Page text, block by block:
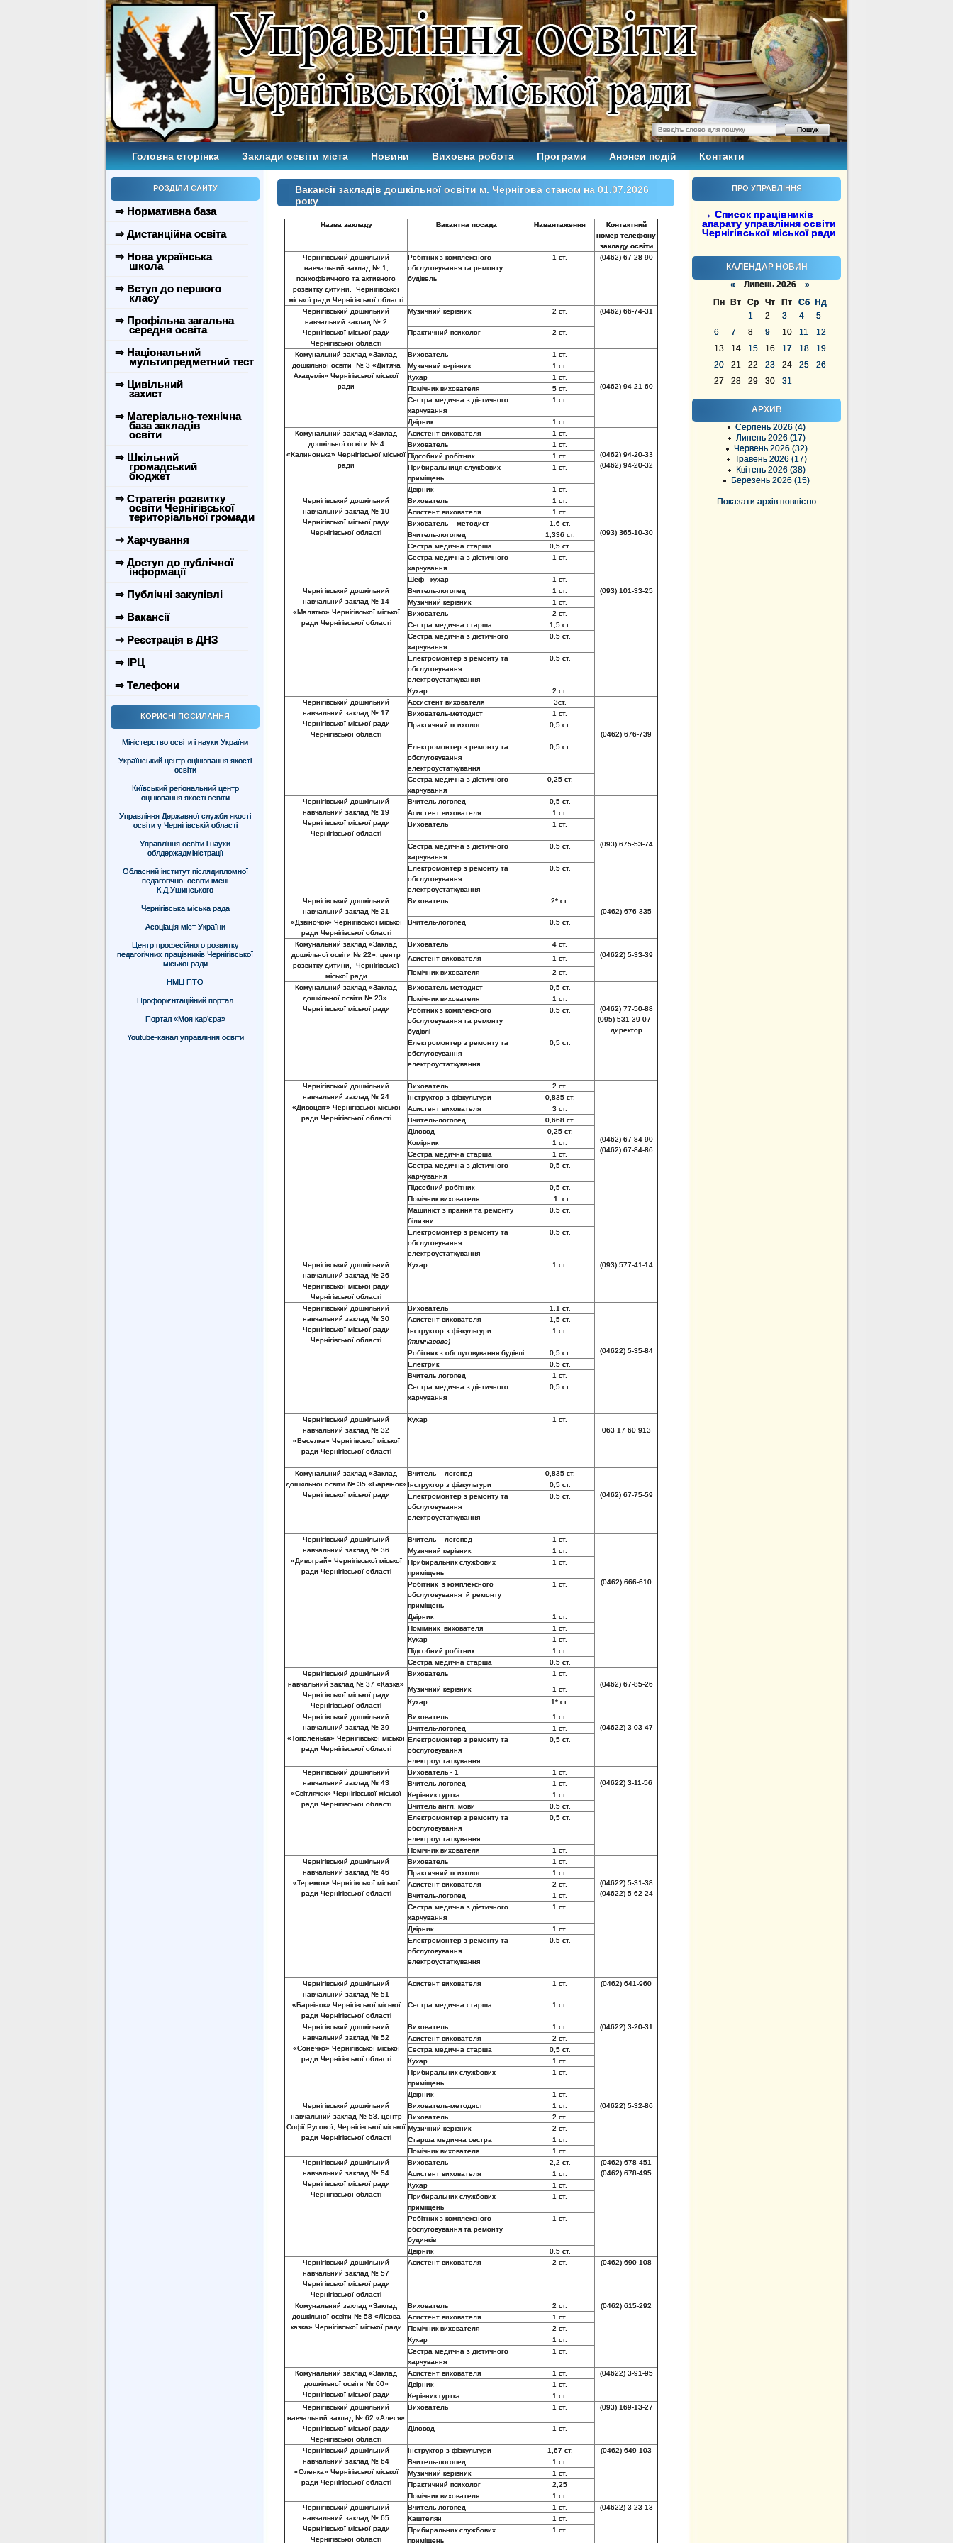
Головна сторінка Заклади освіти міста Новини Виховна робота Програми Анонси подій Контакти
РОЗДІЛИ САЙТУ
⇒ Нормативна база
⇒ Дистанційна освіта
⇒ Нова українська
школа
⇒ Вступ до першого
класу
⇒ Профільна загальна
середня освіта
⇒ Національний
мультипредметний тест
⇒ Цивільний
захист
⇒ Матеріально-технічна
база закладів
освіти
⇒ Шкільний
громадський
бюджет
⇒ Стратегія розвитку
освіти Чернігівської
територіальної громади
⇒ Харчування
⇒ Доступ до публічної
інформації
⇒ Публічні закупівлі
⇒ Вакансії
⇒ Реєстрація в ДНЗ
⇒ ІРЦ
⇒ Телефони
КОРИСНІ ПОСИЛАННЯ
Міністерство освіти і науки України
Український центр оцінювання якості
освіти
Київський регіональний центр
оцінювання якості освіти
Управління Державної служби якості
освіти у Чернігівській області
Управління освіти і науки
облдержадміністрації
Обласний інститут післядипломної
педагогічної освіти імені
К.Д.Ушинського
Чернігівська міська рада
Асоціація міст України
Центр професійного розвитку
педагогічних працівників Чернігівської
міської ради
НМЦ ПТО
Профорієнтаційний портал
Портал «Моя кар’єра»
Youtube-канал управління освіти
ПРО УПРАВЛІННЯ
→ Список працівників
апарату управління освіти
Чернігівської міської ради
КАЛЕНДАР НОВИН
« Липень 2026 »
Пн
Вт Ср Чт Пт Сб
Нд
1
2 3 4
5
6
7 8 9 10 11
12
13
14 15 16 17 18
19
20
21 22 23 24 25
26
27
28 29 30 31
АРХИВ
Серпень 2026 (4)
Липень 2026 (17)
Червень 2026 (32)
Травень 2026 (17)
Квітень 2026 (38)
Березень 2026 (15)
Показати архів повністю
Вакансії закладів дошкільної освіти м. Чернігова станом на 01.07.2026
року
Назва закладу Вакантна посада Навантаження
Контактний
номер телефону
закладу освіти
Чернігівський дошкільний
навчальний заклад № 1,
психофізичного та активного
розвитку дитини, Чернігівської
міської ради Чернігівської області
Робітник з комплексного
обслуговування та ремонту
будівель
1 ст. (0462) 67-28-90
Чернігівський дошкільний
навчальний заклад № 2
Чернігівської міської ради
Чернігівської області
Музичний керівник 2 ст. (0462) 66-74-31
Практичний психолог 2 ст.
Комунальний заклад «Заклад
дошкільної освіти № 3 «Дитяча
Академія» Чернігівської міської
ради
Вихователь 1 ст.
(0462) 94-21-60
Музичний керівник
1 ст.
Кухар
1 ст.
Помічник вихователя
5 ст.
Сестра медична з дієтичного
харчування
1 ст.
Двірник
1 ст.
Комунальний заклад «Заклад
дошкільної освіти № 4
«Калинонька» Чернігівської міської
ради
Асистент вихователя 1 ст.
(0462) 94-20-33
(0462) 94-20-32
Вихователь
1 ст.
Підсобний робітник
1 ст.
Прибиральниця службових
приміщень
1 ст.
Двірник
1 ст.
Чернігівський дошкільний
навчальний заклад № 10
Чернігівської міської ради
Чернігівської області
Вихователь 1 ст.
(093) 365-10-30
Асистент вихователя
1 ст.
Вихователь – методист
1,6 ст.
Вчитель-логопед
1,336 ст.
Сестра медична старша
0,5 ст.
Сестра медична з дієтичного
харчування
1 ст.
Шеф - кухар
1 ст.
Чернігівський дошкільний
навчальний заклад № 14
«Малятко» Чернігівської міської
ради Чернігівської області
Вчитель-логопед 1 ст.
(093) 101-33-25
Музичний керівник
1 ст.
Вихователь
2 ст.
Сестра медична старша
1,5 ст.
Сестра медична з дієтичного
харчування
0,5 ст.
Електромонтер з ремонту та
обслуговування
електроустаткування
0,5 ст.
Кухар
2 ст.
Чернігівський дошкільний
навчальний заклад № 17
Чернігівської міської ради
Чернігівської області
Ассистент вихователя 3ст.
(0462) 676-739
Вихователь-методист
1 ст.
Практичний психолог
0,5 ст.
Електромонтер з ремонту та
обслуговування
електроустаткування
0,5 ст.
Сестра медична з дієтичного
харчування
0,25 ст.
Чернігівський дошкільний
навчальний заклад № 19
Чернігівської міської ради
Чернігівської області
Вчитель-логопед 0,5 ст.
(093) 675-53-74
Асистент вихователя
1 ст.
Вихователь
1 ст.
Сестра медична з дієтичного
харчування
0,5 ст.
Електромонтер з ремонту та
обслуговування
електроустаткування
0,5 ст.
Чернігівський дошкільний
навчальний заклад № 21
«Дзвіночок» Чернігівської міської
ради Чернігівської області
Вихователь
2* ст.
(0462) 676-335
Вчитель-логопед
0,5 ст.
Комунальний заклад «Заклад
дошкільної освіти № 22», центр
розвитку дитини, Чернігівської
міської ради
Вихователь
4 ст.
(04622) 5-33-39
Асистент вихователя
1 ст.
Помічник вихователя
2 ст.
Комунальний заклад «Заклад
дошкільної освіти № 23»
Чернігівської міської ради
Вихователь-методист 0,5 ст.
(0462) 77-50-88
(095) 531-39-07 -
директор
Помічник вихователя
1 ст.
Робітник з комплексного
обслуговування та ремонту
будівлі
0,5 ст.
Електромонтер з ремонту та
обслуговування
електроустаткування
0,5 ст.
Чернігівський дошкільний
навчальний заклад № 24
«Дивоцвіт» Чернігівської міської
ради Чернігівської області
Вихователь 2 ст.
(0462) 67-84-90
(0462) 67-84-86
Інструктор з фізкультури
0,835 ст.
Асистент вихователя
3 ст.
Вчитель-логопед
0,668 ст.
Діловод
0,25 ст.
Комірник
1 ст.
Сестра медична старша
1 ст.
Сестра медична з дієтичного
харчування
0,5 ст.
Підсобний робітник
0,5 ст.
Помічник вихователя
1 ст.
Машиніст з прання та ремонту
білизни
0,5 ст.
Електромонтер з ремонту та
обслуговування
електроустаткування
0,5 ст.
Чернігівський дошкільний
навчальний заклад № 26
Чернігівської міської ради
Чернігівської області
Кухар 1 ст. (093) 577-41-14
Чернігівський дошкільний
навчальний заклад № 30
Чернігівської міської ради
Чернігівської області
Вихователь 1,1 ст.
(04622) 5-35-84
Асистент вихователя
1,5 ст.
Інструктор з фізкультури
(тимчасово)
1 ст.
Робітник з обслуговування будівлі
0,5 ст.
Електрик
0,5 ст.
Вчитель логопед
1 ст.
Сестра медична з дієтичного
харчування
0,5 ст.
Чернігівський дошкільний
навчальний заклад № 32
«Веселка» Чернігівської міської
ради Чернігівської області
Кухар
1 ст.
063 17 60 913
Комунальний заклад «Заклад
дошкільної освіти № 35 «Барвінок»
Чернігівської міської ради
Вчитель – логопед 0,835 ст.
(0462) 67-75-59
Інструктор з фізкультури
0,5 ст.
Електромонтер з ремонту та
обслуговування
електроустаткування
0,5 ст.
Чернігівський дошкільний
навчальний заклад № 36
«Дивограй» Чернігівської міської
ради Чернігівської області
Вчитель – логопед 1 ст.
(0462) 666-610
Музичний керівник
1 ст.
Прибиральник службових
приміщень
1 ст.
Робітник з комплексного
обслуговування й ремонту
приміщень
1 ст.
Двірник
1 ст.
Помімник вихователя
1 ст.
Кухар
1 ст.
Підсобний робітник
1 ст.
Сестра медична старша
0,5 ст.
Чернігівський дошкільний
навчальний заклад № 37 «Казка»
Чернігівської міської ради
Чернігівської області
Вихователь
1 ст.
(0462) 67-85-26
Музичний керівник
1 ст.
Кухар
1* ст.
Чернігівський дошкільний
навчальний заклад № 39
«Тополенька» Чернігівської міської
ради Чернігівської області
Вихователь
1 ст.
(04622) 3-03-47
Вчитель-логопед
1 ст.
Електромонтер з ремонту та
обслуговування
електроустаткування
0,5 ст.
Чернігівський дошкільний
навчальний заклад № 43
«Світлячок» Чернігівської міської
ради Чернігівської області
Вихователь - 1
1 ст.
(04622) 3-11-56
Вчитель-логопед
1 ст.
Керівник гуртка
1 ст.
Вчитель англ. мови
0,5 ст.
Електромонтер з ремонту та
обслуговування
електроустаткування
0,5 ст.
Помічник вихователя
1 ст.
Чернігівський дошкільний
навчальний заклад № 46
«Теремок» Чернігівської міської
ради Чернігівської області
Вихователь 1 ст.
(04622) 5-31-38
(04622) 5-62-24
Практичний психолог
1 ст.
Асистент вихователя
2 ст.
Вчитель-логопед
1 ст.
Сестра медична з дієтичного
харчування
1 ст.
Двірник
1 ст.
Електромонтер з ремонту та
обслуговування
електроустаткування
0,5 ст.
Чернігівський дошкільний
навчальний заклад № 51
«Барвінок» Чернігівської міської
ради Чернігівської області
Асистент вихователя 1 ст. (0462) 641-960
Сестра медична старша 1 ст.
Чернігівський дошкільний
навчальний заклад № 52
«Сонечко» Чернігівської міської
ради Чернігівської області
Вихователь 1 ст.
(04622) 3-20-31
Асистент вихователя
2 ст.
Сестра медична старша
0,5 ст.
Кухар
1 ст.
Прибиральник службових
приміщень
1 ст.
Двірник
1 ст.
Чернігівський дошкільний
навчальний заклад № 53, центр
Софії Русової, Чернігівської міської
ради Чернігівської області
Вихователь-методист 1 ст.
(04622) 5-32-86
Вихователь
2 ст.
Музичний керівник
2 ст.
Старша медична сестра
1 ст.
Помічник вихователя
1 ст.
Чернігівський дошкільний
навчальний заклад № 54
Чернігівської міської ради
Чернігівської області
Вихователь 2,2 ст.
(0462) 678-451
(0462) 678-495
Асистент вихователя
1 ст.
Кухар
1 ст.
Прибиральник службових
приміщень
1 ст.
Робітник з комплексного
обслуговування та ремонту
будинків
1 ст.
Двірник
0,5 ст.
Чернігівський дошкільний
навчальний заклад № 57
Чернігівської міської ради
Чернігівської області
Асистент вихователя 2 ст. (0462) 690-108
Комунальний заклад «Заклад
дошкільної освіти № 58 «Лісова
казка» Чернігівської міської ради
Вихователь 2 ст.
(0462) 615-292
Асистент вихователя
1 ст.
Помічник вихователя
2 ст.
Кухар
1 ст.
Сестра медична з дієтичного
харчування
1 ст.
Комунальний заклад «Заклад
дошкільної освіти № 60»
Чернігівської міської ради
Асистент вихователя 1 ст.
(04622) 3-91-95
Двірник
1 ст.
Керівник гуртка
1 ст.
Чернігівський дошкільний
навчальний заклад № 62 «Алеся»
Чернігівської міської ради
Чернігівської області
Вихователь 1 ст. (093) 169-13-27
Діловод 1 ст.
Чернігівський дошкільний
навчальний заклад № 64
«Оленка» Чернігівської міської
ради Чернігівської області
Інструктор з фізкультури 1,67 ст.
(0462) 649-103
Вчитель-логопед
1 ст.
Музичний керівник
1 ст.
Практичний психолог
2,25
Помічник вихователя
1 ст.
Чернігівський дошкільний
навчальний заклад № 65
Чернігівської міської ради
Чернігівської області
Вчитель-логопед 1 ст.
(04622) 3-23-13
Каштелян
1 ст.
Прибиральник службових
приміщень
1 ст.